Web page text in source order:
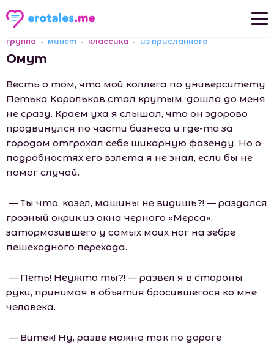
Новые рассказы
Популярные рассказы
группа минет классика из присланного
Омут
Весть о том, что мой коллега по университету
Петька Корольков стал крутым, дошла до меня
не сразу. Краем уха я слышал, что он здорово
продвинулся по части бизнеса и где-то за
городом отгрохал себе шикарную фазенду. Но о
подробностях его взлета я не знал, если бы не
помог случай.
— Ты что, козел, машины не видишь?! — раздался
грозный окрик из окна черного «Мерса»,
затормозившего у самых моих ног на зебре
пешеходного перехода.
— Петь! Неужто ты?! — развел я в стороны
руки, принимая в объятия бросившегося ко мне
человека.
— Витек! Ну, разве можно так по дороге